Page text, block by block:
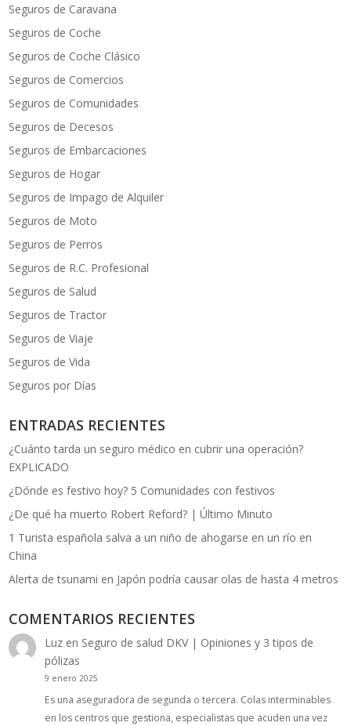
Seguros de Caravana
Seguros de Coche
Seguros de Coche Clásico
Seguros de Comercios
Seguros de Comunidades
Seguros de Decesos
Seguros de Embarcaciones
Seguros de Hogar
Seguros de Impago de Alquiler
Seguros de Moto
Seguros de Perros
Seguros de R.C. Profesional
Seguros de Salud
Seguros de Tractor
Seguros de Viaje
Seguros de Vida
Seguros por Días
ENTRADAS RECIENTES
¿Cuánto tarda un seguro médico en cubrir una operación?
EXPLICADO
¿Dónde es festivo hoy? 5 Comunidades con festivos
¿De qué ha muerto Robert Reford? | Último Minuto
1 Turista española salva a un niño de ahogarse en un río en
China
Alerta de tsunami en Japón podría causar olas de hasta 4 metros
COMENTARIOS RECIENTES
Luzen Seguro de salud DKV | Opiniones y 3 tipos de
pólizas
9 enero 2025
Es una aseguradora de segunda o tercera. Colas interminables
en los centros que gestiona, especialistas que acuden una vez